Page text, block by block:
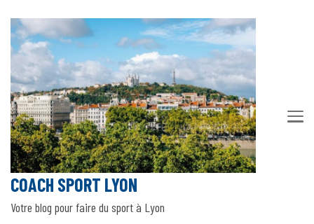
COACH SPORT LYON
Votre blog pour faire du sport à Lyon